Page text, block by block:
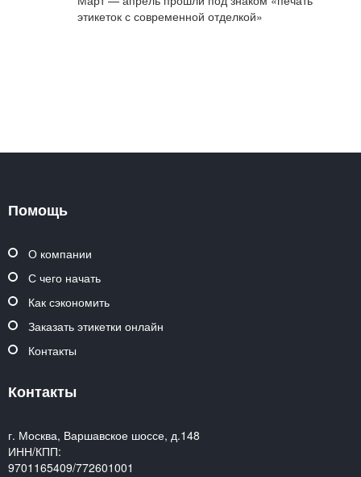
этикеток с современной отделкой»
Помощь
О компании
С чего начать
Как сэкономить
Заказать этикетки онлайн
Контакты
Контакты
г. Москва, Варшавское шоссе, д.148
ИНН/КПП:
9701165409/772601001